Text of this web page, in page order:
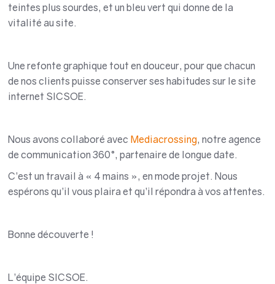
teintes plus sourdes, et un bleu vert qui donne de la
vitalité au site.
Une refonte graphique tout en douceur, pour que chacun
de nos clients puisse conserver ses habitudes sur le site
internet SICSOE.
Nous avons collaboré avec Mediacrossing, notre agence
de communication 360°, partenaire de longue date.
C’est un travail à « 4 mains », en mode projet. Nous
espérons qu’il vous plaira et qu’il répondra à vos attentes.
Bonne découverte !
L’équipe SICSOE.